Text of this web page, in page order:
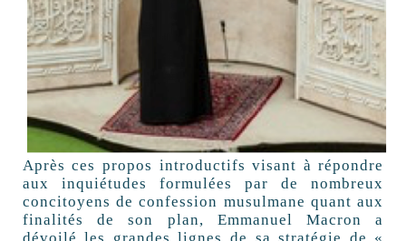
Après ces propos introductifs visant à répondre
aux inquiétudes formulées par de nombreux
concitoyens de confession musulmane quant aux
finalités de son plan, Emmanuel Macron a
dévoilé les grandes lignes de sa stratégie de «